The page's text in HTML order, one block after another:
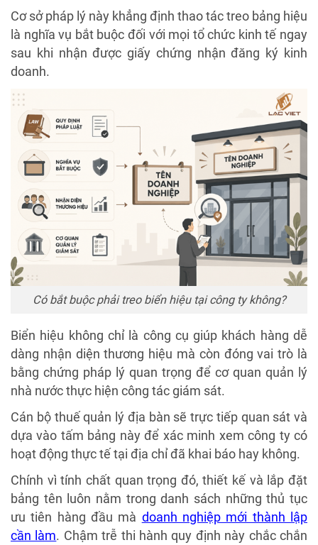
Cơ sở pháp lý này khẳng định thao tác treo bảng hiệu
là nghĩa vụ bắt buộc đối với mọi tổ chức kinh tế ngay
sau khi nhận được giấy chứng nhận đăng ký kinh
doanh.
Có bắt buộc phải treo biển hiệu tại công ty không?
Biển hiệu không chỉ là công cụ giúp khách hàng dễ
dàng nhận diện thương hiệu mà còn đóng vai trò là
bằng chứng pháp lý quan trọng để cơ quan quản lý
nhà nước thực hiện công tác giám sát.
Cán bộ thuế quản lý địa bàn sẽ trực tiếp quan sát và
dựa vào tấm bảng này để xác minh xem công ty có
hoạt động thực tế tại địa chỉ đã khai báo hay không.
Chính vì tính chất quan trọng đó, thiết kế và lắp đặt
bảng tên luôn nằm trong danh sách những thủ tục
ưu tiên hàng đầu mà doanh nghiệp mới thành lập
cần làm. Chậm trễ thi hành quy định này chắc chắn